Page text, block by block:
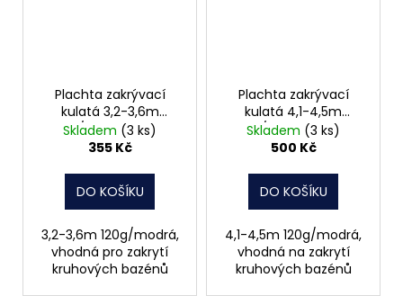
Plachta zakrývací
kulatá 3,2-3,6m
120g/modrá 25003
Skladem (3 ks)
355 Kč
DO KOŠÍKU
3,2-3,6m 120g/modrá,
vhodná pro zakrytí
kruhových bazénů
Plachta zakrývací
kulatá 4,1-4,5m
120g/modrá 25004
Skladem (3 ks)
500 Kč
DO KOŠÍKU
4,1-4,5m 120g/modrá,
vhodná na zakrytí
kruhových bazénů